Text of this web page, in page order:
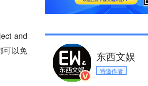
and
可以免
东西文娱
特邀作者